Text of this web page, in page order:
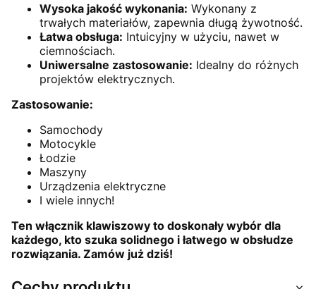
Wysoka jakość wykonania: Wykonany z
trwałych materiałów, zapewnia długą żywotność.
Łatwa obsługa: Intuicyjny w użyciu, nawet w
ciemnościach.
Uniwersalne zastosowanie: Idealny do różnych
projektów elektrycznych.
Zastosowanie:
Samochody
Motocykle
Łodzie
Maszyny
Urządzenia elektryczne
I wiele innych!
Ten włącznik klawiszowy to doskonały wybór dla
każdego, kto szuka solidnego i łatwego w obsłudze
rozwiązania. Zamów już dziś!